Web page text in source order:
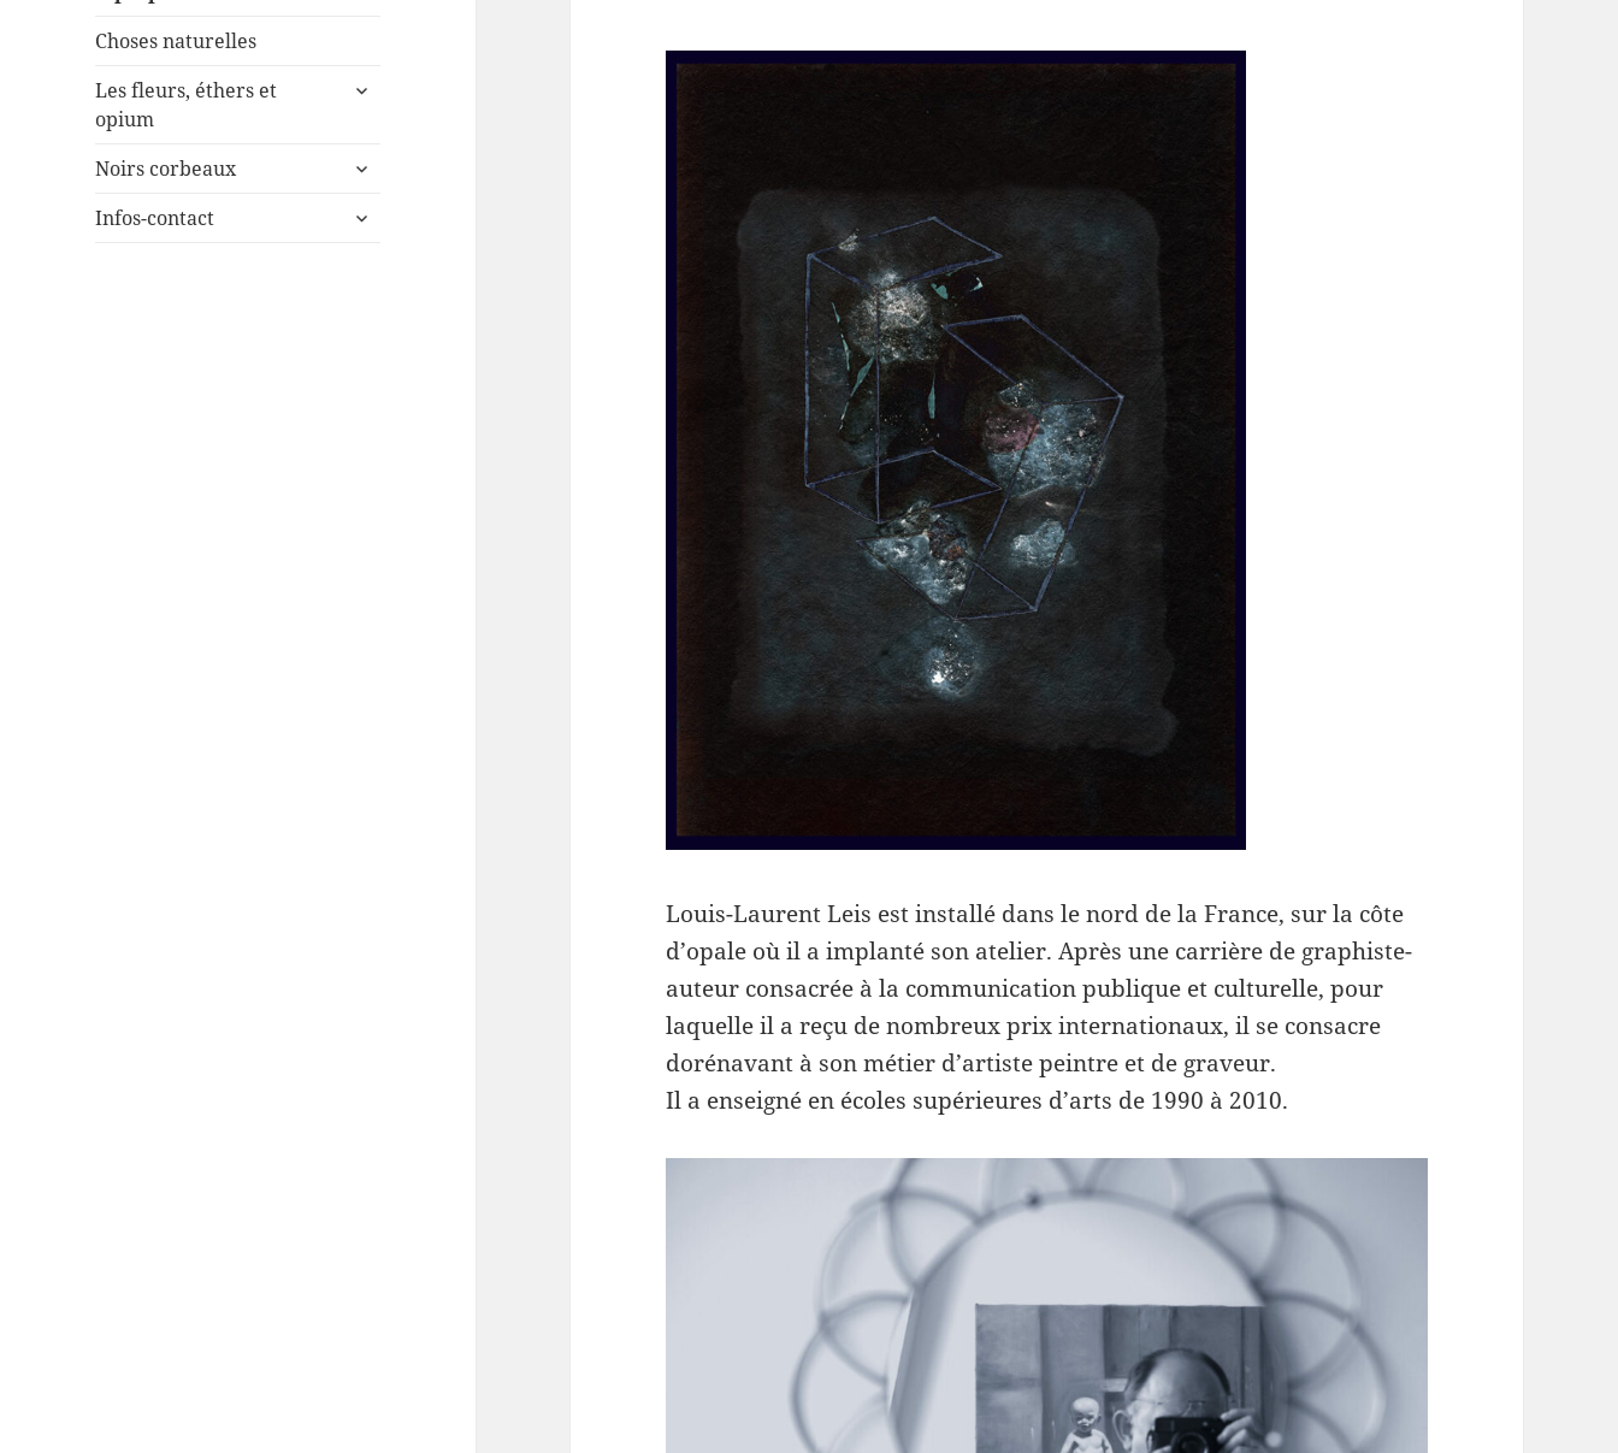
Choses naturelles
Les fleurs, éthers et
opium
ouvrir
menu
Noirs corbeaux
ouvrir
sous-
Infos-contact
ouvrir
Louis-Laurent Leis est installé dans le nord de la France, sur la côte
d’opale où il a implanté son atelier. Après une carrière de graphiste-
auteur consacrée à la communication publique et culturelle, pour
laquelle il a reçu de nombreux prix internationaux, il se consacre
dorénavant à son métier d’artiste peintre et de graveur.
Il a enseigné en écoles supérieures d’arts de 1990 à 2010.